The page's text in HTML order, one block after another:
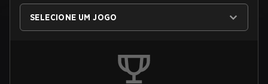
SELECIONE UM JOGO